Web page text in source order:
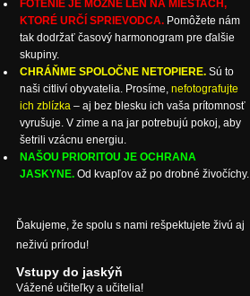
FOTENIE JE MOŽNÉ LEN NA MIESTACH,
KTORÉ URČÍ SPRIEVODCA. Pomôžete nám
tak dodržať časový harmonogram pre ďalšie
skupiny.
CHRÁŇME SPOLOČNE NETOPIERE. Sú to
naši citliví obyvatelia. Prosíme, nefotografujte
ich zblízka – aj bez blesku ich vaša prítomnosť
vyrušuje. V zime a na jar potrebujú pokoj, aby
šetrili vzácnu energiu.
NAŠOU PRIORITOU JE OCHRANA
JASKYNE. Od kvapľov až po drobné živočíchy.
Ďakujeme, že spolu s nami rešpektujete živú aj
neživú prírodu!
Vstupy do jaskýň
Vážené učiteľky a učitelia!